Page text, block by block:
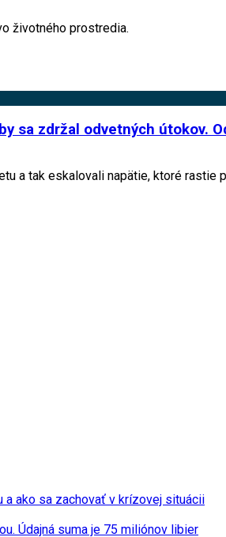
životného prostredia.
sa zdržal odvetných útokov.
a tak eskalovali napätie, ktoré
a ako sa zachovať v krízovej situácii
Údajná suma je 75 miliónov libier